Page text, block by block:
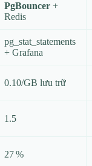
PgBouncer +
Redis
pg_stat_statements
+ Grafana
0.10/GB lưu trữ
1.5
27 %